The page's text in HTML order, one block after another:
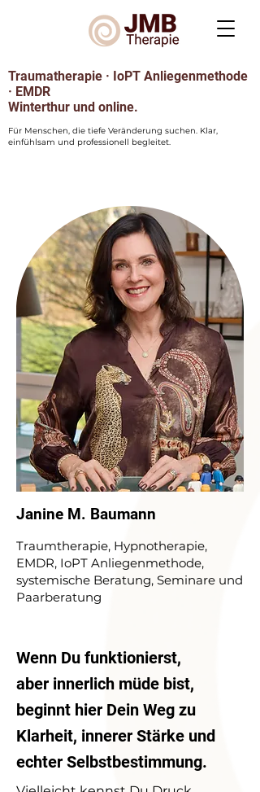
Für Menschen, die tiefe Veränderung suchen. Klar,
einfühlsam und professionell begleitet.
Traumatherapie · IoPT Anliegenmethode
· EMDR
Winterthur und online.
Janine M. Baumann
Traumtherapie, Hypnotherapie,
EMDR, IoPT Anliegenmethode,
systemische Beratung, Seminare und
Paarberatung
Wenn Du funktionierst,
aber innerlich müde bist,
beginnt hier Dein Weg zu
Klarheit, innerer Stärke und
echter Selbstbestimmung.